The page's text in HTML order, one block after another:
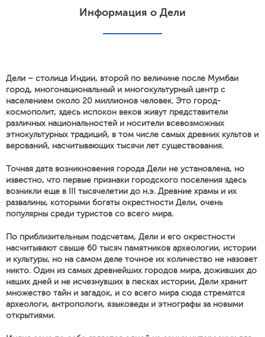
Информация о Дели
Дели – столица Индии, второй по величине после Мумбаи
город, многонациональный и многокультурный центр с
населением около 20 миллионов человек. Это город-
космополит, здесь испокон веков живут представители
различных национальностей и носители всевозможных
этнокультурных традиций, в том числе самых древних культов и
верований, насчитывающих тысячи лет существования.
Точная дата возникновения города Дели не установлена, но
известно, что первые признаки городского поселения здесь
возникли еще в III тысячелетии до н.э. Древние храмы и их
развалины, которыми богаты окрестности Дели, очень
популярны среди туристов со всего мира.
По приблизительным подсчетам, Дели и его окрестности
насчитывают свыше 60 тысяч памятников археологии, истории
и культуры, но на самом деле точное их количество не назовет
никто. Один из самых древнейших городов мира, доживших до
наших дней и не исчезнувших в песках истории, Дели хранит
множество тайн и загадок, и со всего мира сюда стремятся
археологи, антропологи, языковеды и этнографы за новыми
открытиями.